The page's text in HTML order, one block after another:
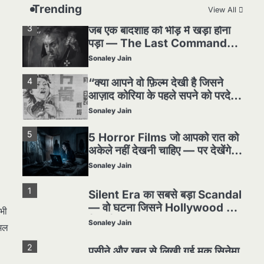
Trending View All
3
जब एक बादशाह को भीड़ में खड़ा होना
पड़ा — The Last Command
(1928) Review
Sonaley Jain
4
“क्या आपने वो फ़िल्म देखी है जिसने
आज़ाद कोरिया के पहले सपने को परदे
पर उतारा? — Viva Freedom!
(1946) रिव्यू”
Sonaley Jain
5
5 Horror Films जो आपको रात को
अकेले नहीं देखनी चाहिए — पर देखेंगे
ज़रूर
Sonaley Jain
1
Silent Era का सबसे बड़ा Scandal
— वो घटना जिसने Hollywood को
हिला दिया
Sonaley Jain
2
पसीने और खून से लिखी गई मूक सिनेमा